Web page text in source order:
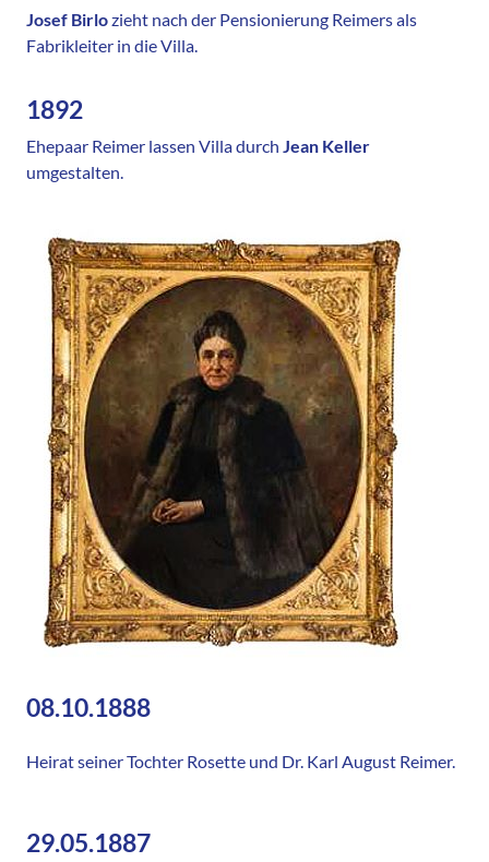
Josef Birlozieht nach der Pensionierung Reimers als
Fabrikleiter in die Villa.
1892
Ehepaar Reimer lassen Villa durch Jean Keller
umgestalten.
08.10.1888
Heirat seiner Tochter Rosette und Dr. Karl August Reimer.
29.05.1887